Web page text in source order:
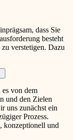
dass Sie
besteht
verstetigen. Dazu
von dem
und den Zielen
uns zunächst ein
Prozess.
konzeptionell und